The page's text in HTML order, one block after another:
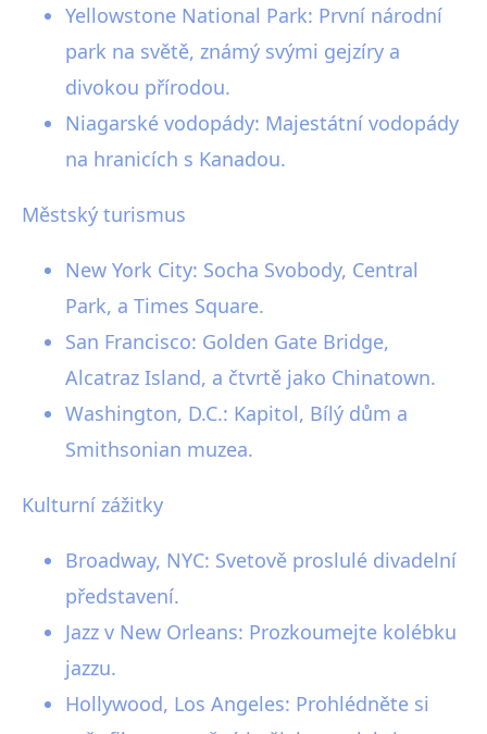
Yellowstone National Park: První národní
park na světě, známý svými gejzíry a
divokou přírodou.
Niagarské vodopády: Majestátní vodopády
na hranicích s Kanadou.
Městský turismus
New York City: Socha Svobody, Central
Park, a Times Square.
San Francisco: Golden Gate Bridge,
Alcatraz Island, a čtvrtě jako Chinatown.
Washington, D.C.: Kapitol, Bílý dům a
Smithsonian muzea.
Kulturní zážitky
Broadway, NYC: Svetově proslulé divadelní
představení.
Jazz v New Orleans: Prozkoumejte kolébku
jazzu.
Hollywood, Los Angeles: Prohlédněte si